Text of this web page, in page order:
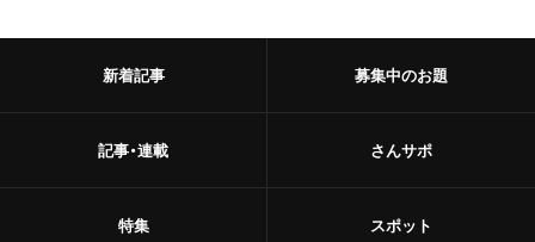
新着記事
記事・連載
特集
募集中のお題
さんサポ
スポット